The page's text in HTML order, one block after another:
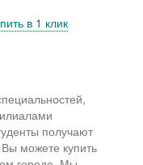
в 1 клик
получают
можете купить